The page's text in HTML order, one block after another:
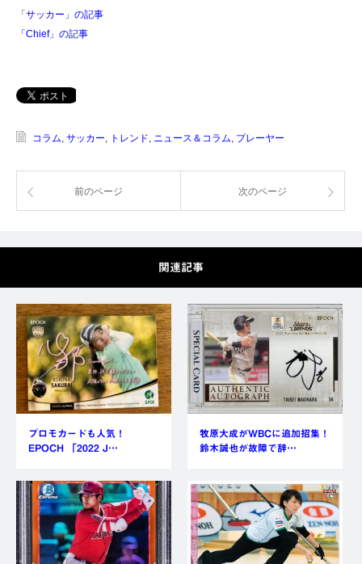
「サッカー」の記事
「Chief」の記事
コラム サッカー トレンド ニュース＆コラム プレーヤー
前のページ 次のページ
関連記事
プロモカードも人気！
EPOCH 「2022 J…
牧原大成がWBCに追加招集！
鈴木誠也が故障で辞…